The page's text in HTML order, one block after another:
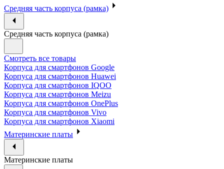
Средняя часть корпуса (рамка)
Средняя часть корпуса (рамка)
Смотреть все товары
Корпуса для смартфонов Google
Корпуса для смартфонов Huawei
Корпуса для смартфонов IQOO
Корпуса для смартфонов Meizu
Корпуса для смартфонов OnePlus
Корпуса для смартфонов Vivo
Корпуса для смартфонов Xiaomi
Материнские платы
Материнские платы